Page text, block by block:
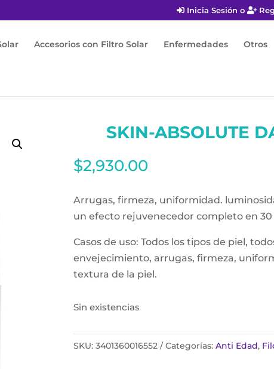
Inicia Sesión o
Accesorios con Filtro Solar Enfermedades Otros
SKIN-ABSOLUTE
$2,930.00
Arrugas, firmeza, uniformidad.
un efecto rejuvenecedor completo en 30
Casos de uso: Todos los tipos de piel,
envejecimiento, arrugas, firmeza,
textura de la piel.
Sin existencias
SKU: 3401360016552 Categorías: Anti Edad,